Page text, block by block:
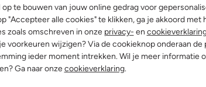
te bouwen van jouw online gedrag voor
"Accepteer alle cookies" te klikken, ga je akkoord met
zoals omschreven in onze privacy- en
voorkeuren wijzigen? Via de cookieknop onderaan de
ieder moment intrekken. Wil je meer informatie
Ga naar onzecookieverklaring.